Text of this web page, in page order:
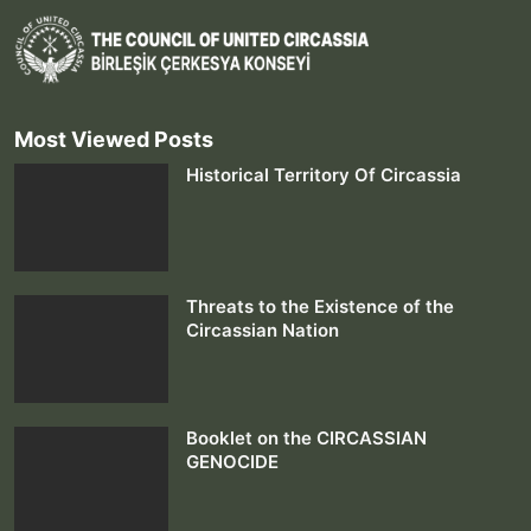
Most Viewed Posts
Historical Territory Of Circassia
Threats to the Existence of the
Circassian Nation
Booklet on the CIRCASSIAN
GENOCIDE